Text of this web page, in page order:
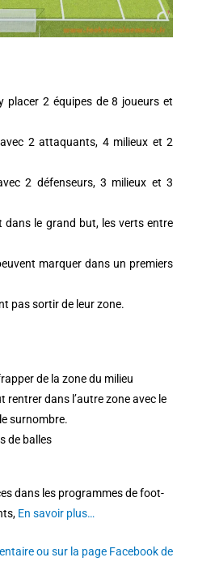
placer 2 équipes de 8 joueurs et
2 attaquants, 4 milieux et 2
2 défenseurs, 3 milieux et 3
dans le grand but, les verts entre
marquer dans un premiers
pas sortir de leur zone.
de la zone du milieu
rentrer dans l’autre zone avec le
surnombre.
de balles
dans les programmes de foot-
En savoir plus…
ou sur la page Facebook de